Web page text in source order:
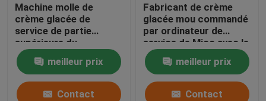
Machine molle de
crème glacée de
service de partie
supérieure du
comptoir, mini machine
de fabricant de crème
glacée de saveur
simple
meilleur prix
Contact
Fabricant de crème
glacée mou commandé
par ordinateur de
service de Mico avec le
compresseur de l'Italie
meilleur prix
Contact